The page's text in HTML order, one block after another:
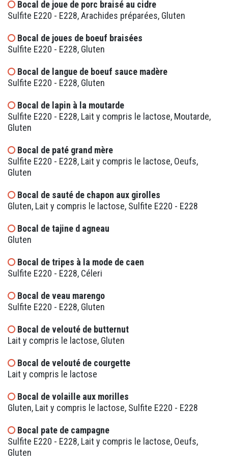
Bocal de joue de porc braisé au cidre
Sulfite E220 - E228, Arachides préparées, Gluten
Bocal de joues de boeuf braisées
Sulfite E220 - E228, Gluten
Bocal de langue de boeuf sauce madère
Sulfite E220 - E228, Gluten
Bocal de lapin à la moutarde
Sulfite E220 - E228, Lait y compris le lactose, Moutarde,
Gluten
Bocal de paté grand mère
Sulfite E220 - E228, Lait y compris le lactose, Oeufs,
Gluten
Bocal de sauté de chapon aux girolles
Gluten, Lait y compris le lactose, Sulfite E220 - E228
Bocal de tajine d agneau
Gluten
Bocal de tripes à la mode de caen
Sulfite E220 - E228, Céleri
Bocal de veau marengo
Sulfite E220 - E228, Gluten
Bocal de velouté de butternut
Lait y compris le lactose, Gluten
Bocal de velouté de courgette
Lait y compris le lactose
Bocal de volaille aux morilles
Gluten, Lait y compris le lactose, Sulfite E220 - E228
Bocal pate de campagne
Sulfite E220 - E228, Lait y compris le lactose, Oeufs,
Gluten